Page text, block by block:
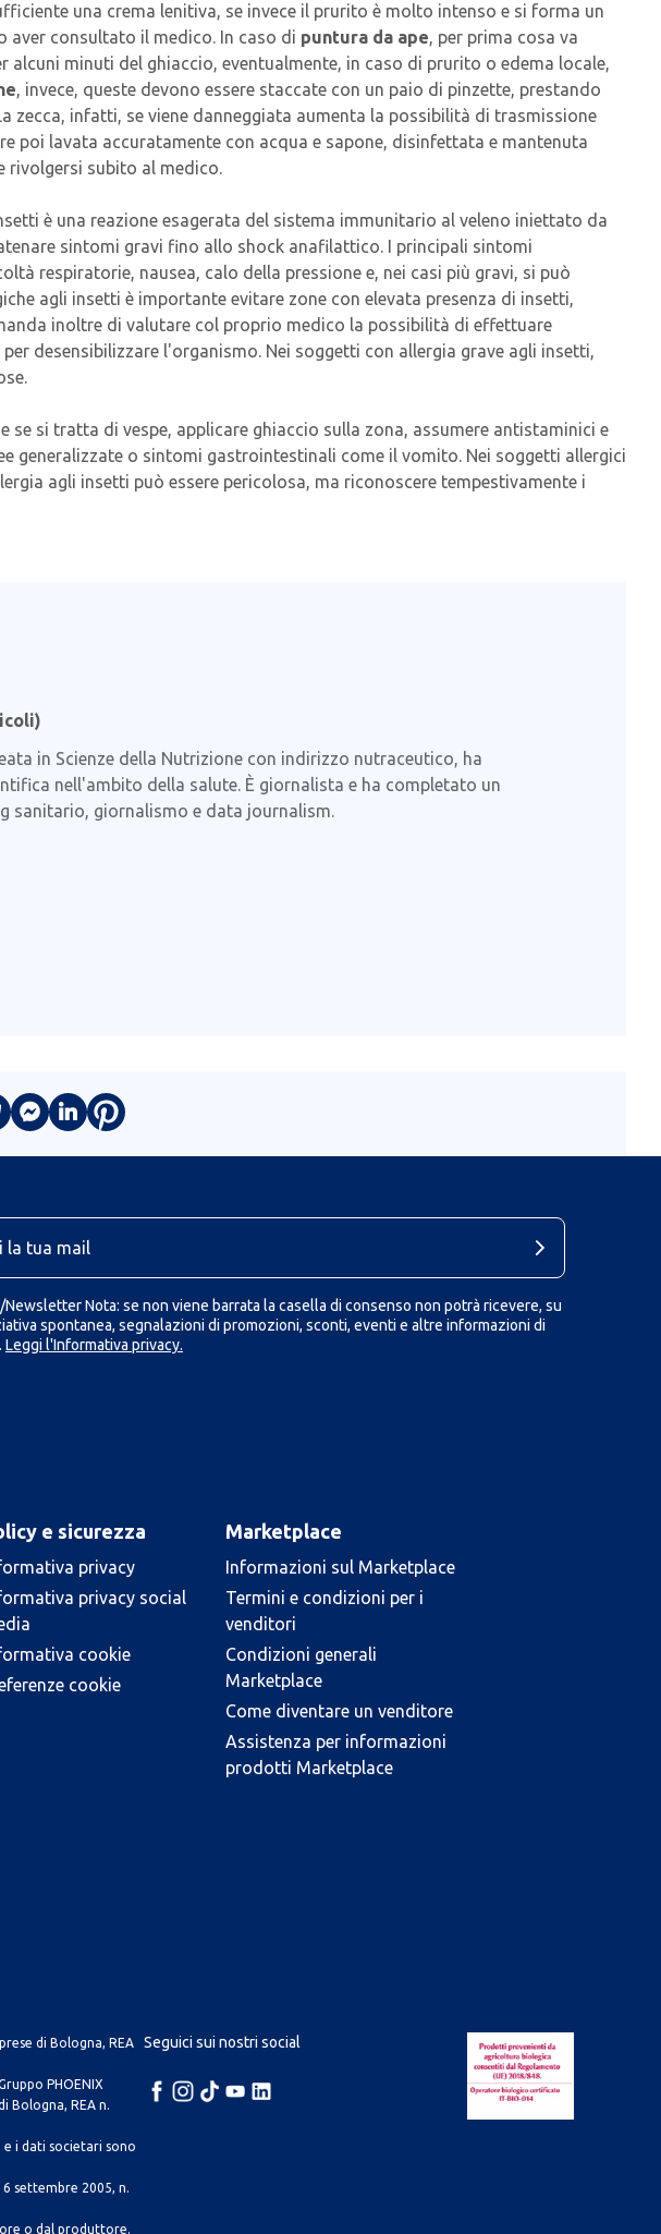
una crema lenitiva, se invece il prurito è molto intenso e si forma un
aver consultato il medico. In caso di puntura da ape, per prima cosa va
minuti del ghiaccio, eventualmente, in caso di prurito o edema locale,
, invece, queste devono essere staccate con un paio di pinzette, prestando
infatti, se viene danneggiata aumenta la possibilità di trasmissione
poi lavata accuratamente con acqua e sapone, disinfettata e mantenuta
rivolgersi subito al medico.
è una reazione esagerata del sistema immunitario al veleno iniettato da
sintomi gravi fino allo shock anafilattico. I principali sintomi
respiratorie, nausea, calo della pressione e, nei casi più gravi, si può
agli insetti è importante evitare zone con elevata presenza di insetti,
inoltre di valutare col proprio medico la possibilità di effettuare
desensibilizzare l'organismo. Nei soggetti con allergia grave agli insetti,
si tratta di vespe, applicare ghiaccio sulla zona, assumere antistaminici e
generalizzate o sintomi gastrointestinali come il vomito. Nei soggetti allergici
agli insetti può essere pericolosa, ma riconoscere tempestivamente i
in Scienze della Nutrizione con indirizzo nutraceutico, ha
nell'ambito della salute. È giornalista e ha completato un
sanitario, giornalismo e data journalism.
Nota: se non viene barrata la casella di consenso non potrà ricevere, su
spontanea, segnalazioni di promozioni, sconti, eventi e altre informazioni di
Leggi l'Informativa privacy.
e sicurezza
privacy
privacy social
cookie
cookie
Marketplace
Informazioni sul Marketplace
Termini e condizioni per i
venditori
Condizioni generali
Marketplace
Come diventare un venditore
Assistenza per informazioni
prodotti Marketplace
di Bologna, REA
PHOENIX
Bologna, REA n.
i dati societari sono
settembre 2005, n.
o dal produttore.
Seguici sui nostri social